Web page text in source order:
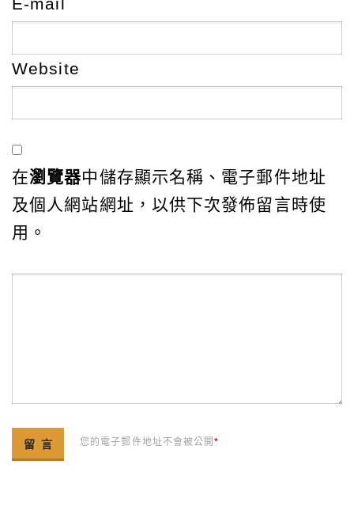
Website
在瀏覽器中儲存顯示名稱、電子郵件地址
及個人網站網址，以供下次發佈留言時使
用。
您的電子郵件地址不會被公開*